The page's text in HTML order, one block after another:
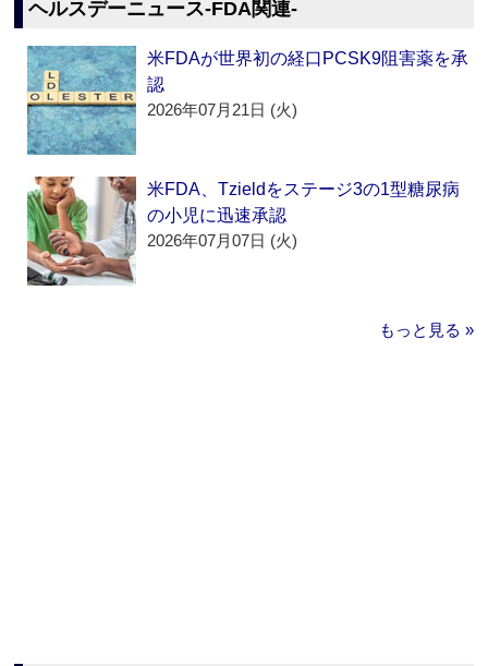
ヘルスデーニュース‐FDA関連‐
米FDAが世界初の経口PCSK9阻害薬を承
認
2026年07月21日 (火)
米FDA、Tzieldをステージ3の1型糖尿病
の小児に迅速承認
2026年07月07日 (火)
もっと見る »